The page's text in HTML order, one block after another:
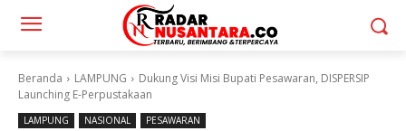
Beranda LAMPUNG
Dukung Visi Misi Bupati Pesawaran, DISPERSIP
Launching E-Perpustakaan
LAMPUNG NASIONAL PESAWARAN